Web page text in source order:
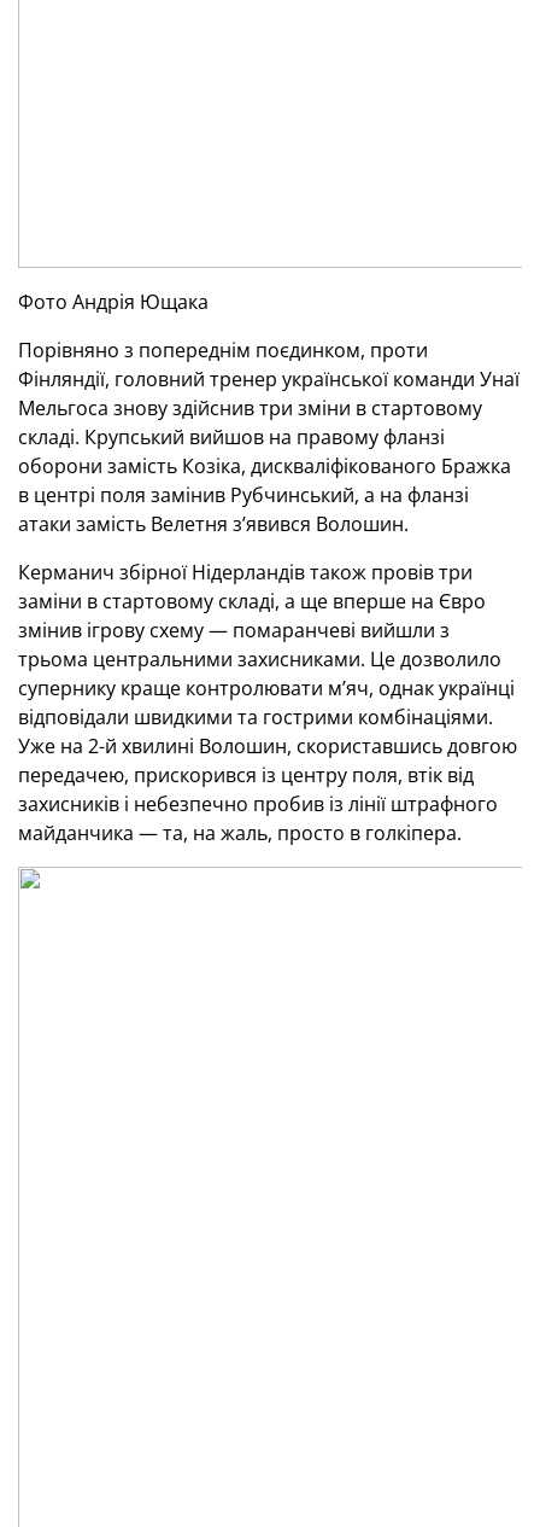
Фото Андрія Ющака
Порівняно з попереднім поєдинком, проти
Фінляндії, головний тренер української команди Унаї
Мельгоса знову здійснив три зміни в стартовому
складі. Крупський вийшов на правому фланзі
оборони замість Козіка, дискваліфікованого Бражка
в центрі поля замінив Рубчинський, а на фланзі
атаки замість Велетня з’явився Волошин.
Керманич збірної Нідерландів також провів три
заміни в стартовому складі, а ще вперше на Євро
змінив ігрову схему — помаранчеві вийшли з
трьома центральними захисниками. Це дозволило
супернику краще контролювати м’яч, однак українці
відповідали швидкими та гострими комбінаціями.
Уже на 2-й хвилині Волошин, скориставшись довгою
передачею, прискорився із центру поля, втік від
захисників і небезпечно пробив із лінії штрафного
майданчика — та, на жаль, просто в голкіпера.